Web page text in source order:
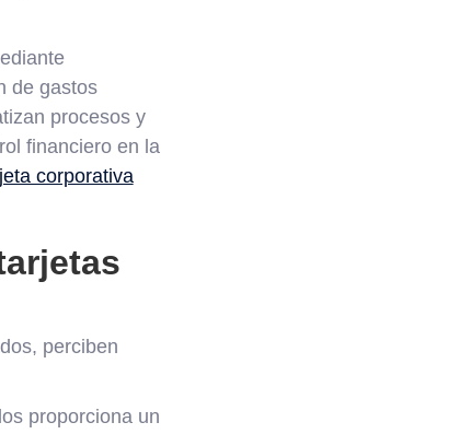
de gastos
procesos y
financiero en la
corporativa
perciben
proporciona un